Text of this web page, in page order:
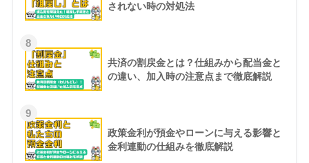
されない時の対処法
8
共済の割戻金とは？仕組みから配当金と
の違い、加入時の注意点まで徹底解説
9
政策金利が預金やローンに与える影響と
金利連動の仕組みを徹底解説